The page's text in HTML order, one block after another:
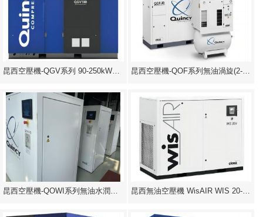
昆西空壓機-QGV系列 90-250kW變頻螺 昆西空壓機-QOF系列無油渦旋(2-30HP)
昆西空壓機-QOWI系列無油水潤滑空壓機 昆西無油空壓機 WisAIR WIS 20-75V